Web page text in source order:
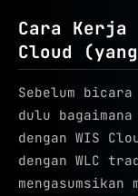
Cara
Cloud
Sebelum
dulu
dengan WIS
dengan WLC